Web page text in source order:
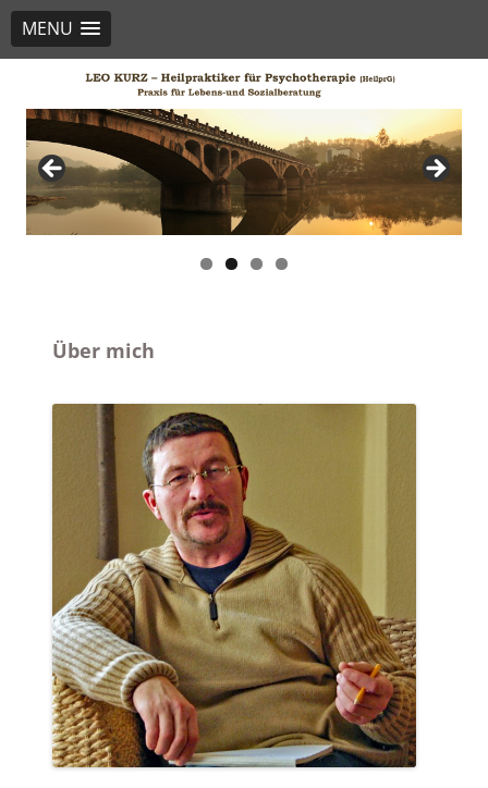
MENU
Beratungspraxis Kurz
Lebens-Sozialberatung / Seelsorge-Psychotherapie
Über mich